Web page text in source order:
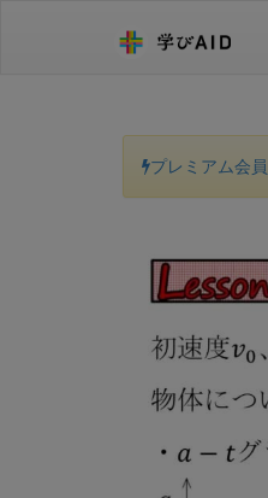
プレミアム会員